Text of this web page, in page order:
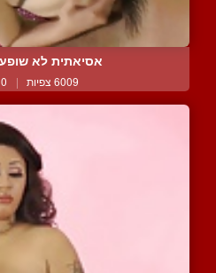
אסיאתית לא
6009 צפיות | 0 המלצות